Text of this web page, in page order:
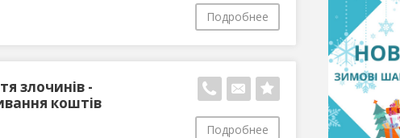
Подробнее
злочинів -
коштів
Подробнее